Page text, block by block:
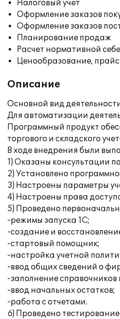
Налоговый учет
Оформление заказов
Оформление заказов
Планирование продаж
Расчет нормативной
Ценообразование,
Описание
Основной вид
Для автоматизации
Программный продукт
торгового и складского
В ходе внедрения были
1) Оказаны консультации
2) Установлено
3) Настроены параметры
4) Настроены права
5) Проведено
-режимы запуска 1С;
-создание и
-стартовый помощник;
-настройка учетной
-ввод общих сведений о
-заполнение
-ввод начальных остатков;
-работа с отчетами.
6) Проведено